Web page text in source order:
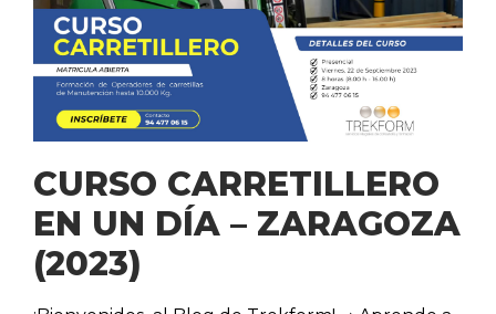
CURSO CARRETILLERO
EN UN DÍA – ZARAGOZA
(2023)